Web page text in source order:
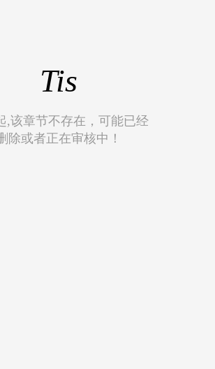
Tis
,该章节不存在，可能已经
除或者正在审核中！